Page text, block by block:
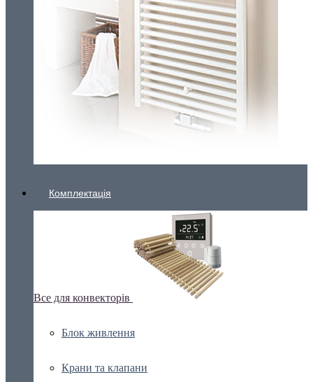
Комплектація
Все для конвекторів
Блок живлення
Крани та клапани